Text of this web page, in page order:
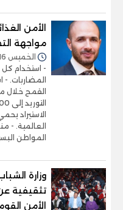
الأمن
مواجهة
الخميس 16/أبريل/2026 - 03:05 م
- استخدام كل
المضاربات.
القمح خلال
الاستيراد
العالمية. -
المواطن
وزارة
تثقيفية
الأمن